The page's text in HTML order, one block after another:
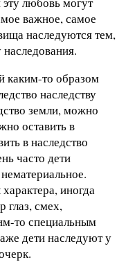
важное, самое
наследуются тем,
каким-то образом
наследству
земли, можно
оставить в
в наследство
часто дети
иногда
глаз, смех,
то специальным
дети наследуют у